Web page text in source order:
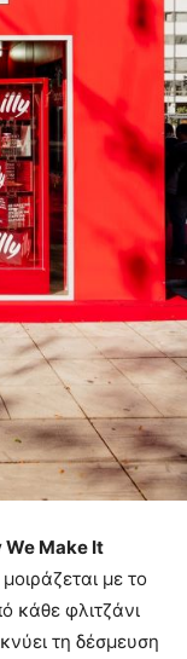
We Make It
με το
κάθε φλιτζάνι
τη δέσμευση